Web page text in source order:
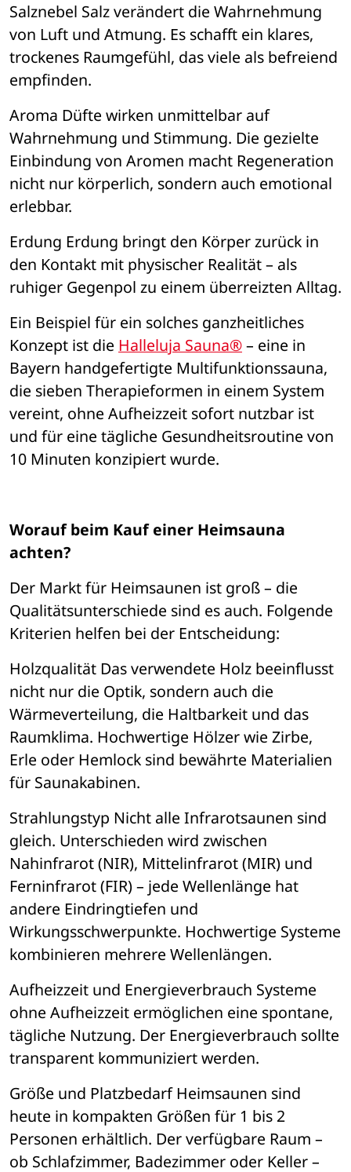
Salznebel Salz verändert die Wahrnehmung
von Luft und Atmung. Es schafft ein klares,
trockenes Raumgefühl, das viele als befreiend
empfinden.
Aroma Düfte wirken unmittelbar auf
Wahrnehmung und Stimmung. Die gezielte
Einbindung von Aromen macht Regeneration
nicht nur körperlich, sondern auch emotional
erlebbar.
Erdung Erdung bringt den Körper zurück in
den Kontakt mit physischer Realität – als
ruhiger Gegenpol zu einem überreizten Alltag.
Ein Beispiel für ein solches ganzheitliches
Konzept ist die Halleluja Sauna® – eine in
Bayern handgefertigte Multifunktionssauna,
die sieben Therapieformen in einem System
vereint, ohne Aufheizzeit sofort nutzbar ist
und für eine tägliche Gesundheitsroutine von
10 Minuten konzipiert wurde.
Worauf beim Kauf einer Heimsauna
achten?
Der Markt für Heimsaunen ist groß – die
Qualitätsunterschiede sind es auch. Folgende
Kriterien helfen bei der Entscheidung:
Holzqualität Das verwendete Holz beeinflusst
nicht nur die Optik, sondern auch die
Wärmeverteilung, die Haltbarkeit und das
Raumklima. Hochwertige Hölzer wie Zirbe,
Erle oder Hemlock sind bewährte Materialien
für Saunakabinen.
Strahlungstyp Nicht alle Infrarotsaunen sind
gleich. Unterschieden wird zwischen
Nahinfrarot (NIR), Mittelinfrarot (MIR) und
Ferninfrarot (FIR) – jede Wellenlänge hat
andere Eindringtiefen und
Wirkungsschwerpunkte. Hochwertige Systeme
kombinieren mehrere Wellenlängen.
Aufheizzeit und Energieverbrauch Systeme
ohne Aufheizzeit ermöglichen eine spontane,
tägliche Nutzung. Der Energieverbrauch sollte
transparent kommuniziert werden.
Größe und Platzbedarf Heimsaunen sind
heute in kompakten Größen für 1 bis 2
Personen erhältlich. Der verfügbare Raum
ob Schlafzimmer, Badezimmer oder Keller